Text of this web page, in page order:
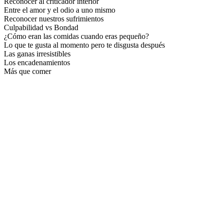
Entre el amor y el odio a uno mismo
Reconocer nuestros sufrimientos
Culpabilidad vs Bondad
¿Cómo eran las comidas cuando eras pequeño?
Lo que te gusta al momento pero te disgusta después
Las ganas irresistibles
Los encadenamientos
Más que comer